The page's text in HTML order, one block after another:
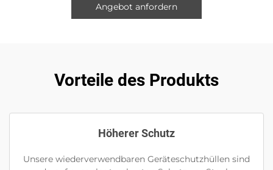
Angebot anfordern
Vorteile des Produkts
Höherer Schutz
Unsere wiederverwendbaren Geräteschutzhüllen sind